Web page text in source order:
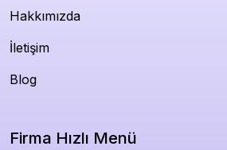
Hakkımızda
İletişim
Blog
Firma Hızlı Menü